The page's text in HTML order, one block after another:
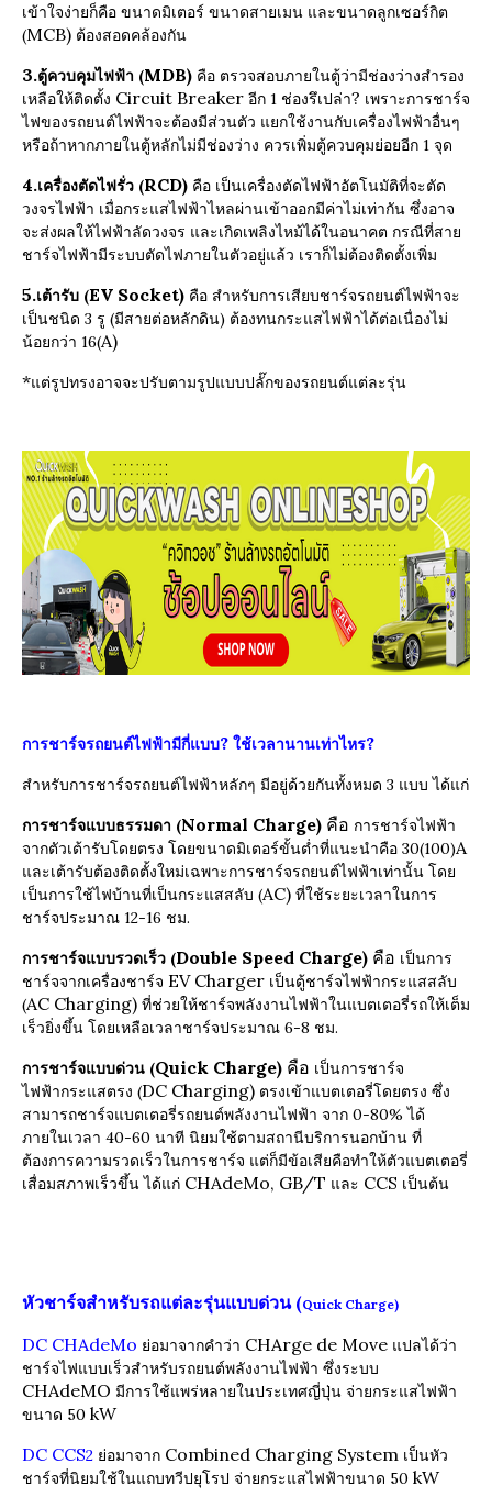
เข้าใจง่ายก็คือ ขนาดมิเตอร์ ขนาดสายเมน และขนาดลูกเซอร์กิต
(MCB) ต้องสอดคล้องกัน
3.ตู้ควบคุมไฟฟ้า (MDB) คือ ตรวจสอบภายในตู้ว่ามีช่องว่างสำรอง
เหลือให้ติดตั้ง Circuit Breaker อีก 1 ช่องรึเปล่า? เพราะการชาร์จ
ไฟของรถยนต์ไฟฟ้าจะต้องมีส่วนตัว แยกใช้งานกับเครื่องไฟฟ้าอื่นๆ
หรือถ้าหากภายในตู้หลักไม่มีช่องว่าง ควรเพิ่มตู้ควบคุมย่อยอีก 1 จุด
4.เครื่องตัดไฟรั่ว (RCD) คือ เป็นเครื่องตัดไฟฟ้าอัตโนมัติที่จะตัด
วงจรไฟฟ้า เมื่อกระแสไฟฟ้าไหลผ่านเข้าออกมีค่าไม่เท่ากัน ซึ่งอาจ
จะส่งผลให้ไฟฟ้าลัดวงจร และเกิดเพลิงไหม้ได้ในอนาคต กรณีที่สาย
ชาร์จไฟฟ้ามีระบบตัดไฟภายในตัวอยู่แล้ว เราก็ไม่ต้องติดตั้งเพิ่ม
5.เต้ารับ (EV Socket) คือ สำหรับการเสียบชาร์จรถยนต์ไฟฟ้าจะ
เป็นชนิด 3 รู (มีสายต่อหลักดิน) ต้องทนกระแสไฟฟ้าได้ต่อเนื่องไม่
น้อยกว่า 16(A)
*แต่รูปทรงอาจจะปรับตามรูปแบบปลั๊กของรถยนต์แต่ละรุ่น
การชาร์จรถยนต์ไฟฟ้ามีกี่แบบ? ใช้เวลานานเท่าไหร?
สำหรับการชาร์จรถยนต์ไฟฟ้าหลักๆ มีอยู่ด้วยกันทั้งหมด 3 แบบ ได้แก่
การชาร์จแบบธรรมดา (Normal Charge) คือ การชาร์จไฟฟ้า
จากตัวเต้ารับโดยตรง โดยขนาดมิเตอร์ขั้นต่ำที่แนะนำคือ 30(100)A
และเต้ารับต้องติดตั้งใหม่เฉพาะการชาร์จรถยนต์ไฟฟ้าเท่านั้น โดย
เป็นการใช้ไฟบ้านที่เป็นกระแสสลับ (AC) ที่ใช้ระยะเวลาในการ
ชาร์จประมาณ 12-16 ชม.
การชาร์จแบบรวดเร็ว (Double Speed Charge) คือ เป็นการ
ชาร์จจากเครื่องชาร์จ EV Charger เป็นตู้ชาร์จไฟฟ้ากระแสสลับ
(AC Charging) ที่ช่วยให้ชาร์จพลังงานไฟฟ้าในแบตเตอรี่รถให้เต็ม
เร็วยิ่งขึ้น โดยเหลือเวลาชาร์จประมาณ 6-8 ชม.
การชาร์จแบบด่วน (Quick Charge) คือ เป็นการชาร์จ
ไฟฟ้ากระแสตรง (DC Charging) ตรงเข้าแบตเตอรี่โดยตรง ซึ่ง
สามารถชาร์จแบตเตอรี่รถยนต์พลังงานไฟฟ้า จาก 0-80% ได้
ภายในเวลา 40-60 นาที นิยมใช้ตามสถานีบริการนอกบ้าน ที่
ต้องการความรวดเร็วในการชาร์จ แต่ก็มีข้อเสียคือทำให้ตัวแบตเตอรี่
เสื่อมสภาพเร็วขึ้น ได้แก่ CHAdeMo, GB/T และ CCS เป็นต้น
หัวชาร์จสำหรับรถแต่ละรุ่นแบบด่วน (Quick Charge)
DC CHAdeMo ย่อมาจากคำว่า CHArge de Move แปลได้ว่า
ชาร์จไฟแบบเร็วสำหรับรถยนต์พลังงานไฟฟ้า ซึ่งระบบ
CHAdeMO มีการใช้แพร่หลายในประเทศญี่ปุ่น จ่ายกระแสไฟฟ้า
ขนาด 50 kW
DC CCS2 ย่อมาจาก Combined Charging System เป็นหัว
ชาร์จที่นิยมใช้ในแถบทวีปยุโรป จ่ายกระแสไฟฟ้าขนาด 50 kW